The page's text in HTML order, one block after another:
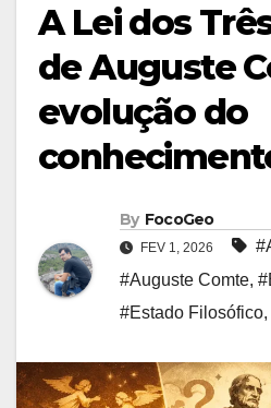
A Lei dos
de Auguste
evolução do
By FocoGeo
FEV 1, 2026
#Auguste Comte,
#Estado Filosófico,